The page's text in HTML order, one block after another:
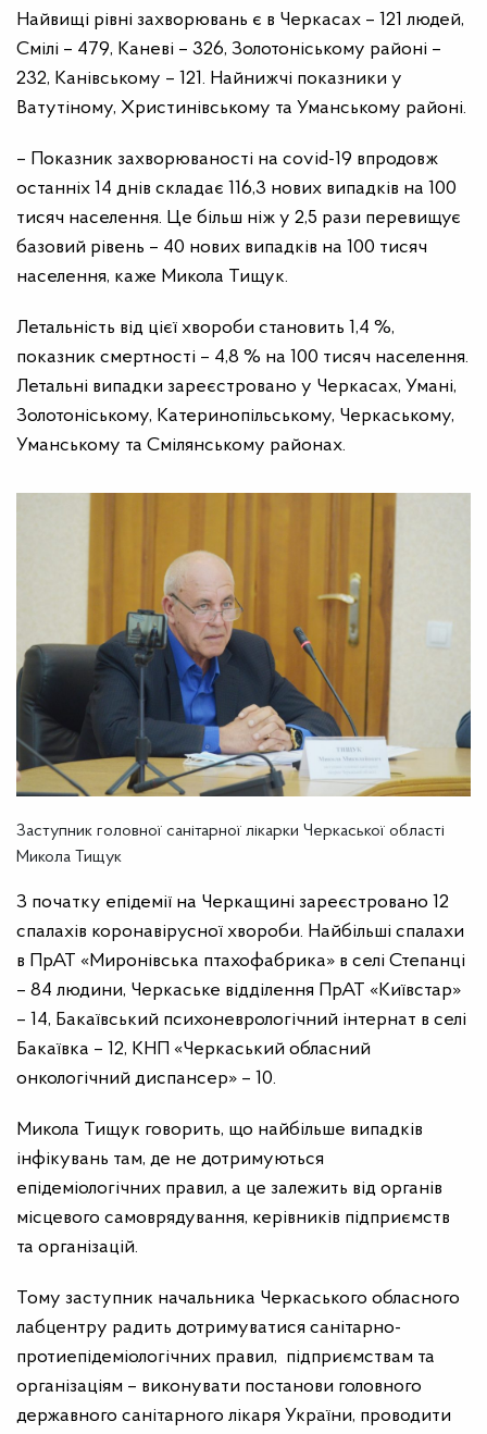
Найвищі рівні захворювань є в Черкасах – 121 людей,
Смілі – 479, Каневі – 326, Золотоніському районі –
232, Канівському – 121. Найнижчі показники у
Ватутіному, Христинівському та Уманському районі.
– Показник захворюваності на covid-19 впродовж
останніх 14 днів складає 116,3 нових випадків на 100
тисяч населення. Це більш ніж у 2,5 рази перевищує
базовий рівень – 40 нових випадків на 100 тисяч
населення, каже Микола Тищук.
Летальність від цієї хвороби становить 1,4 %,
показник смертності – 4,8 % на 100 тисяч населення.
Летальні випадки зареєстровано у Черкасах, Умані,
Золотоніському, Катеринопільському, Черкаському,
Уманському та Смілянському районах.
Заступник головної санітарної лікарки Черкаської області
Микола Тищук
З початку епідемії на Черкащині зареєстровано 12
спалахів коронавірусної хвороби. Найбільші спалахи
в ПрАТ «Миронівська птахофабрика» в селі Степанці
– 84 людини, Черкаське відділення ПрАТ «Київстар»
– 14, Бакаївський психоневрологічний інтернат в селі
Бакаївка – 12, КНП «Черкаський обласний
онкологічний диспансер» – 10.
Микола Тищук говорить, що найбільше випадків
інфікувань там, де не дотримуються
епідеміологічних правил, а це залежить від органів
місцевого самоврядування, керівників підприємств
та організацій.
Тому заступник начальника Черкаського обласного
лабцентру радить дотримуватися санітарно-
протиепідеміологічних правил, підприємствам та
організаціям – виконувати постанови головного
державного санітарного лікаря України, проводити